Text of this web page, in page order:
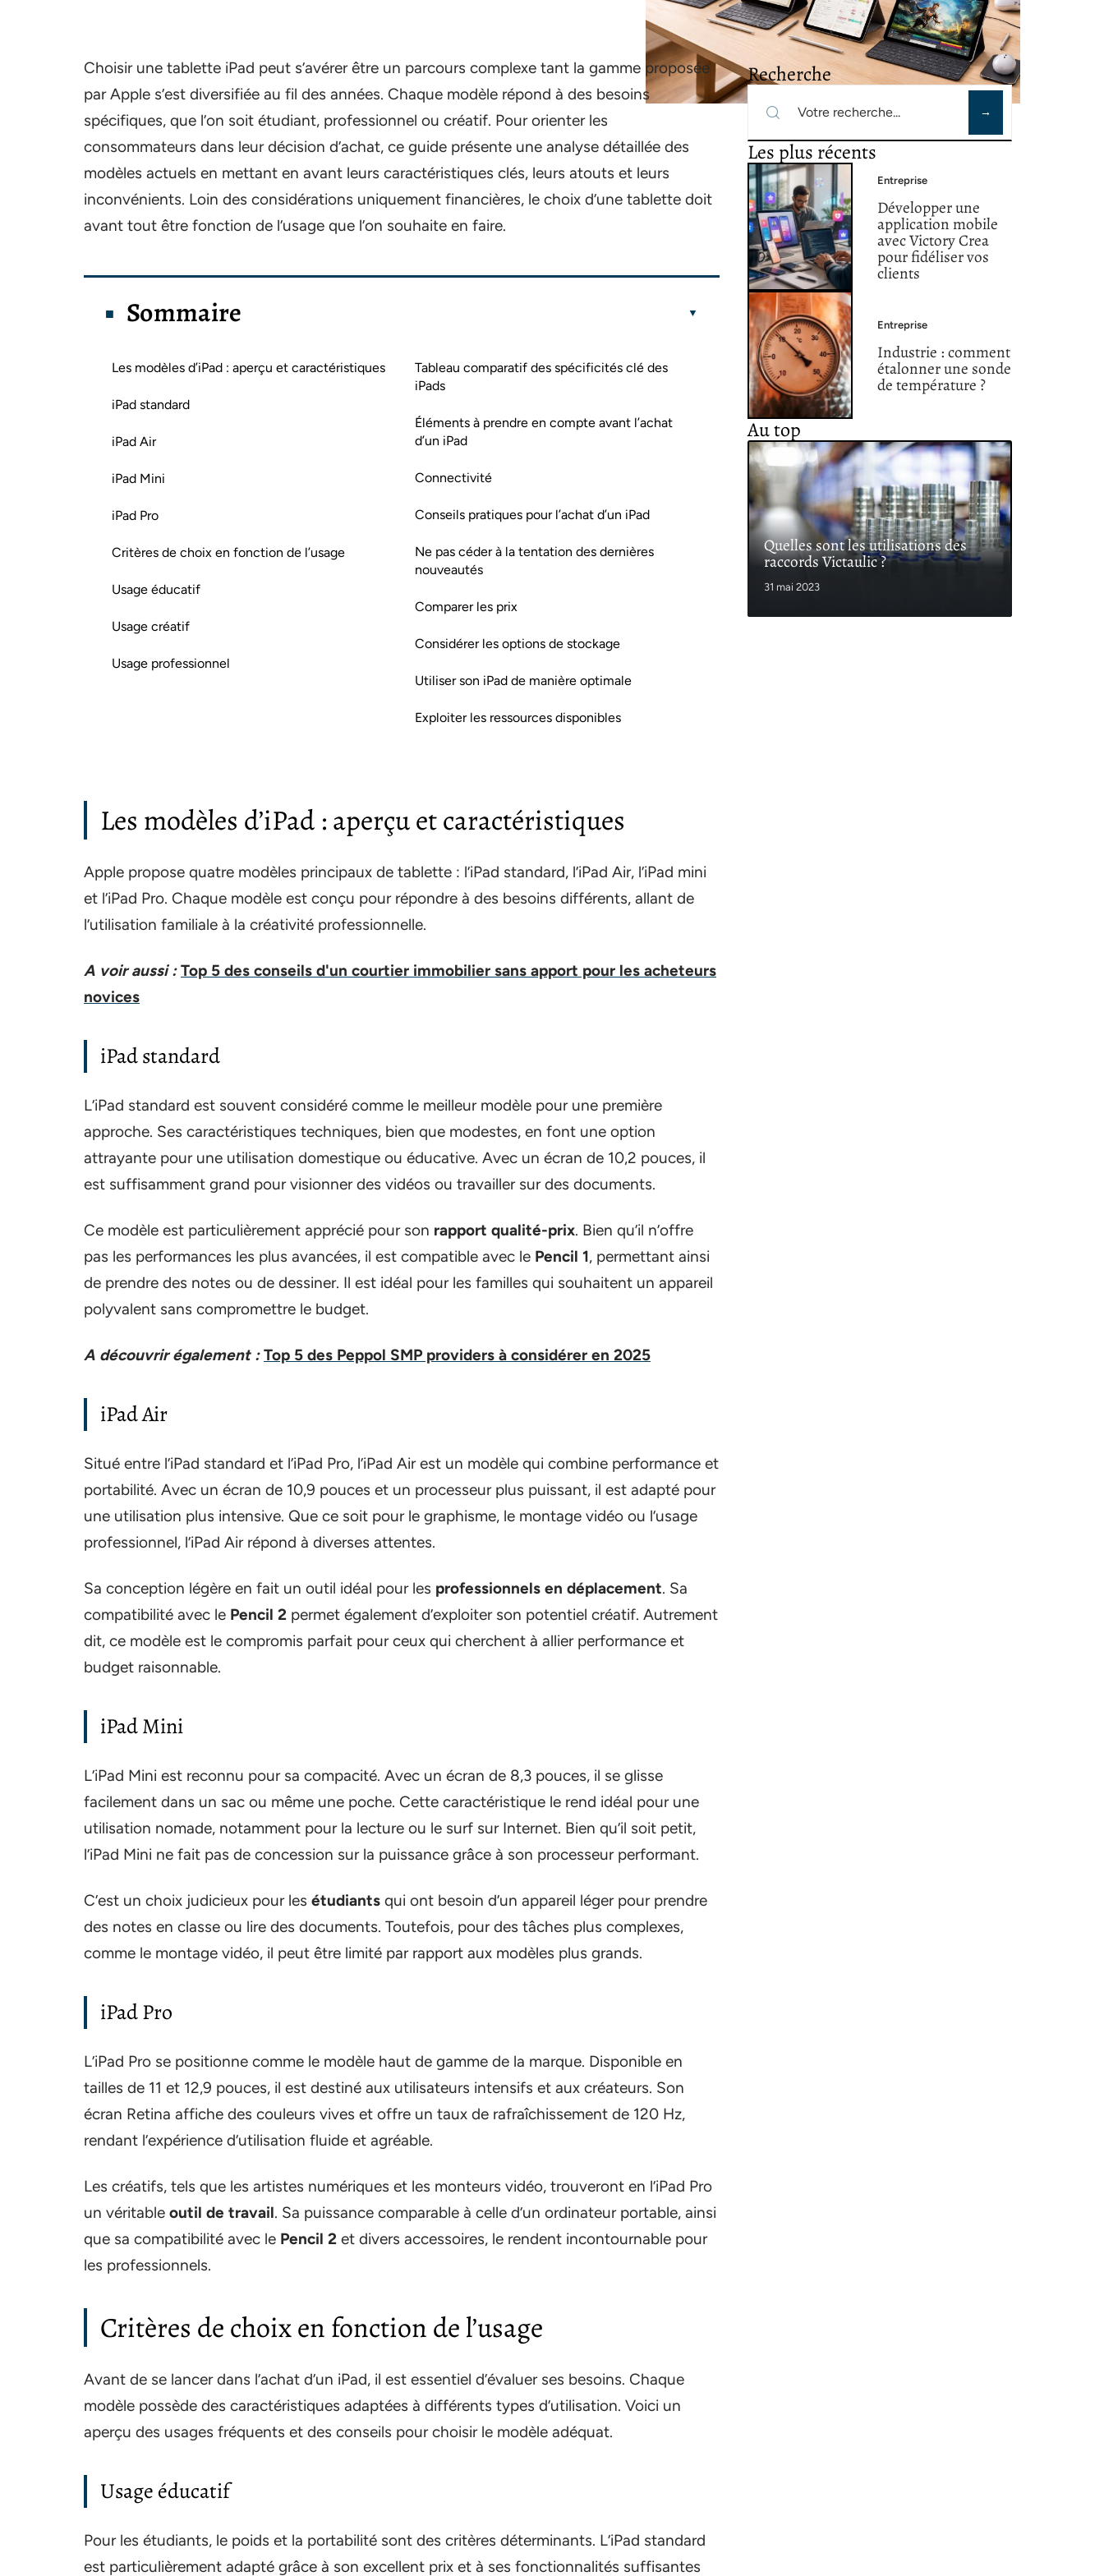
Choisir une tablette iPad peut s’avérer être un parcours complexe tant la gamme proposée
par Apple s’est diversifiée au fil des années. Chaque modèle répond à des besoins
spécifiques, que l’on soit étudiant, professionnel ou créatif. Pour orienter les
consommateurs dans leur décision d’achat, ce guide présente une analyse détaillée des
modèles actuels en mettant en avant leurs caractéristiques clés, leurs atouts et leurs
inconvénients. Loin des considérations uniquement financières, le choix d’une tablette doit
avant tout être fonction de l’usage que l’on souhaite en faire.
Sommaire
Les modèles d’iPad : aperçu et caractéristiques
iPad standard
iPad Air
iPad Mini
iPad Pro
Critères de choix en fonction de l’usage
Usage éducatif
Usage créatif
Usage professionnel
Tableau comparatif des spécificités clé des
iPads
Éléments à prendre en compte avant l’achat
d’un iPad
Connectivité
Conseils pratiques pour l’achat d’un iPad
Ne pas céder à la tentation des dernières
nouveautés
Comparer les prix
Considérer les options de stockage
Utiliser son iPad de manière optimale
Exploiter les ressources disponibles
Les modèles d’iPad : aperçu et caractéristiques
Apple propose quatre modèles principaux de tablette : l’iPad standard, l’iPad Air, l’iPad mini
et l’iPad Pro. Chaque modèle est conçu pour répondre à des besoins différents, allant de
l’utilisation familiale à la créativité professionnelle.
A voir aussi : Top 5 des conseils d'un courtier immobilier sans apport pour les acheteurs
novices
iPad standard
L’iPad standard est souvent considéré comme le meilleur modèle pour une première
approche. Ses caractéristiques techniques, bien que modestes, en font une option
attrayante pour une utilisation domestique ou éducative. Avec un écran de 10,2 pouces, il
est suffisamment grand pour visionner des vidéos ou travailler sur des documents.
Ce modèle est particulièrement apprécié pour son rapport qualité-prix. Bien qu’il n’offre
pas les performances les plus avancées, il est compatible avec le Pencil 1, permettant ainsi
de prendre des notes ou de dessiner. Il est idéal pour les familles qui souhaitent un appareil
polyvalent sans compromettre le budget.
A découvrir également : Top 5 des Peppol SMP providers à considérer en 2025
iPad Air
Situé entre l’iPad standard et l’iPad Pro, l’iPad Air est un modèle qui combine performance et
portabilité. Avec un écran de 10,9 pouces et un processeur plus puissant, il est adapté pour
une utilisation plus intensive. Que ce soit pour le graphisme, le montage vidéo ou l’usage
professionnel, l’iPad Air répond à diverses attentes.
Sa conception légère en fait un outil idéal pour les professionnels en déplacement. Sa
compatibilité avec le Pencil 2 permet également d’exploiter son potentiel créatif. Autrement
dit, ce modèle est le compromis parfait pour ceux qui cherchent à allier performance et
budget raisonnable.
iPad Mini
L’iPad Mini est reconnu pour sa compacité. Avec un écran de 8,3 pouces, il se glisse
facilement dans un sac ou même une poche. Cette caractéristique le rend idéal pour une
utilisation nomade, notamment pour la lecture ou le surf sur Internet. Bien qu’il soit petit,
l’iPad Mini ne fait pas de concession sur la puissance grâce à son processeur performant.
C’est un choix judicieux pour les étudiants qui ont besoin d’un appareil léger pour prendre
des notes en classe ou lire des documents. Toutefois, pour des tâches plus complexes,
comme le montage vidéo, il peut être limité par rapport aux modèles plus grands.
iPad Pro
L’iPad Pro se positionne comme le modèle haut de gamme de la marque. Disponible en
tailles de 11 et 12,9 pouces, il est destiné aux utilisateurs intensifs et aux créateurs. Son
écran Retina affiche des couleurs vives et offre un taux de rafraîchissement de 120 Hz,
rendant l’expérience d’utilisation fluide et agréable.
Les créatifs, tels que les artistes numériques et les monteurs vidéo, trouveront en l’iPad Pro
un véritable outil de travail. Sa puissance comparable à celle d’un ordinateur portable, ainsi
que sa compatibilité avec le Pencil 2 et divers accessoires, le rendent incontournable pour
les professionnels.
Critères de choix en fonction de l’usage
Avant de se lancer dans l’achat d’un iPad, il est essentiel d’évaluer ses besoins. Chaque
modèle possède des caractéristiques adaptées à différents types d’utilisation. Voici un
aperçu des usages fréquents et des conseils pour choisir le modèle adéquat.
Usage éducatif
Pour les étudiants, le poids et la portabilité sont des critères déterminants. L’iPad standard
est particulièrement adapté grâce à son excellent prix et à ses fonctionnalités suffisantes
Recherche
Les plus récents
Entreprise
Développer une
application mobile
avec Victory Crea
pour fidéliser vos
clients
Entreprise
Industrie : comment
étalonner une sonde
de température ?
Au top
Quelles sont les utilisations des
raccords Victaulic ?
31 mai 2023